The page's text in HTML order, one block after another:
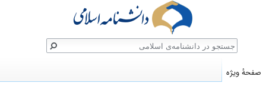
صفحهٔ ویژه
جستجو